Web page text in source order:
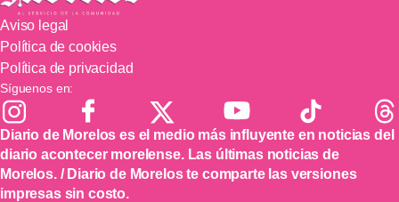
Aviso legal
Política de cookies
Política de privacidad
Síguenos en:
Diario de Morelos es el medio más influyente en noticias del
diario acontecer morelense. Las últimas noticias de
Morelos. / Diario de Morelos te comparte las versiones
impresas sin costo.